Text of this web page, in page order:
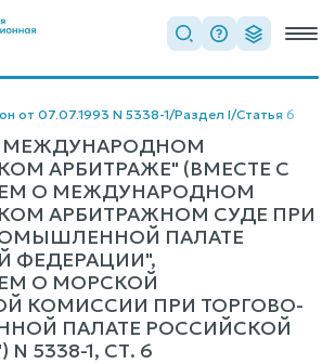
от 07.07.1993 N 5338-1/Раздел I/Статья 6
МЕЖДУНАРОДНОМ
АРБИТРАЖЕ" (ВМЕСТЕ С
О МЕЖДУНАРОДНОМ
АРБИТРАЖНОМ СУДЕ ПРИ
ПАЛАТЕ
ФЕДЕРАЦИИ",
О МОРСКОЙ
КОМИССИИ ПРИ ТОРГОВО-
ПАЛАТЕ РОССИЙСКОЙ
5338-1, СТ. 6